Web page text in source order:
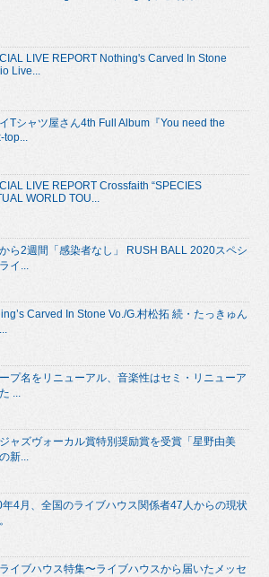
LIVE REPORT Nothing's Carved In Stone
Live...
Tシャツ屋さん4th Full Album『You need the
top...
LIVE REPORT Crossfaith “SPECIES
WORLD TOU...
ら2週間「感染者なし」 RUSH BALL 2020スペシ
イ...
Carved In Stone Vo./G.村松拓 続・たっきゅん
プ名をリニューアル、音楽性はセミ・リニューア
...
ャズヴォーカル賞特別奨励賞を受賞「星野由美
新...
4月、全国のライブハウス関係者47人からの現状
イブハウス特集〜ライブハウスから届いたメッセ